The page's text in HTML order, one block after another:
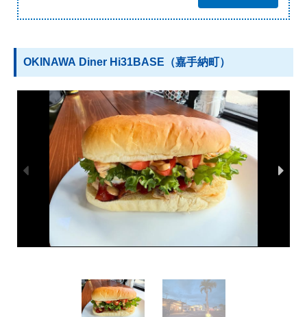
OKINAWA Diner Hi31BASE（嘉手納町）